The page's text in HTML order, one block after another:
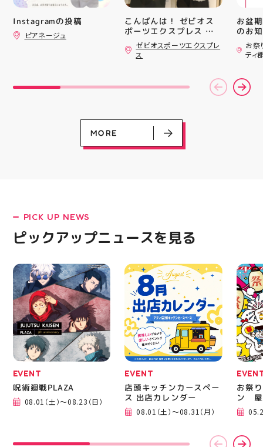
LATEST!
ピックアップニュース
Instagramの投稿
ピアネージュ
こんばんは！ ゼビオス
ポーツエクスプレス ア
ティ郡山です🦭 ・ ★本
日のラジオ★は アシッ
クスからランニングシュ
6」の紹介でした ・ 特
徴としては ☆軽量かつ
搭載し、推進力を向上さ
せました！
☆ASICSGRIPを前足部に
追加し、グリップ力を向
をカジュアルに走りたい
方や仕事履き、夏のお出
のクッションシューズに
なっています 人気ラン
ニングシューズの最新作
になります！ ・ 気にな
る方は是非、店頭に足を
運んでください！ スポ
ーツナビゲーター一同、
店頭でお待ちしておりま
す(⁠◍⁠•⁠ᴗ⁠•⁠◍⁠)⁠ ・ #ゼビオ
#アティ郡山 #福島美少
女図鑑 #照山楓香
#ASICS
ゼビオスポーツエクスプレ
ス
キャ
#歯の
お盆
のお知らせ
用い
ざい
(水)
いたしま
22:00
はプ
から
━━━━
郡山
BBQ
祭り
手ぶ
み #
ィナ
#夏の
お祭
ティ
MORE
PICK UP NEWS
ピックアップニュースを見る
EVENT
呪術廻戦PLAZA
08.01（土）～08.23（日）
EVENT
店頭キッチンカースペー
ス 出店カレンダー
08.01（土）～08.31（月）
お祭
ン 屋